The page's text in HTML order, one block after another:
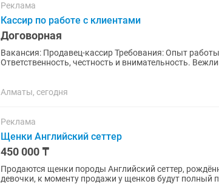
Реклама
Кассир по работе с клиентами
Договорная
Вакансия: Продавец-кассир Требования: Опыт работы продавцом-кассиром приветствуется.
Ответственность, честность и внимательность. Вежливое и доброжелательное общение с
Алматы, сегодня
Реклама
Щенки Английский сеттер
450 000 ₸
Продаются щенки породы Английский сеттер,
девочки, к моменту продажи у щенков будут полный